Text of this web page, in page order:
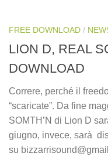
FREE DOWNLOAD /
LION D, REAL
DOWNLOAD
Correre, perché il
“scaricate”. Da fine
SOMTH’N di Lion D
giugno, invece, sarà
su